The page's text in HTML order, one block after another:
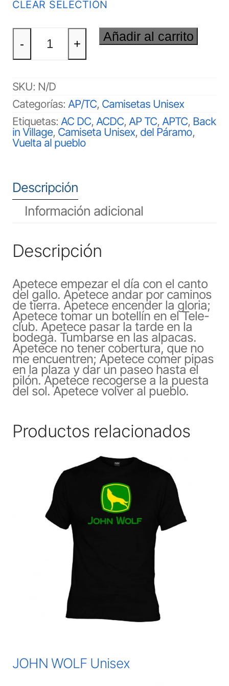
CLEAR SELECTION
AP/TC
Back
Village
cantidad
- +
Añadir al carrito
SKU: N/D
Categorías: AP/TC, Camisetas Unisex
Etiquetas: AC DC, ACDC, AP TC, APTC, Back
in Village, Camiseta Unisex, del Páramo,
Vuelta al pueblo
Descripción
Información adicional
Descripción
Apetece empezar el día con el canto
del gallo. Apetece andar por caminos
de tierra. Apetece encender la gloria;
Apetece tomar un botellín en el Tele-
club. Apetece pasar la tarde en la
bodega. Tumbarse en las alpacas.
Apetece no tener cobertura, que no
me encuentren; Apetece comer pipas
en la plaza y dar un paseo hasta el
pilón. Apetece recogerse a la puesta
del sol. Apetece volver al pueblo.
Productos relacionados
JOHN WOLF Unisex